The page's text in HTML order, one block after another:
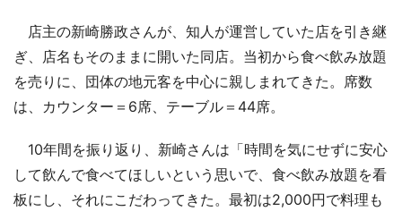
店主の新崎勝政さんが、知人が運営していた店を引き継
ぎ、店名もそのままに開いた同店。当初から食べ飲み放題
を売りに、団体の地元客を中心に親しまれてきた。席数
は、カウンター＝6席、テーブル＝44席。
10年間を振り返り、新崎さんは「時間を気にせずに安心
して飲んで食べてほしいという思いで、食べ飲み放題を看
板にし、それにこだわってきた。最初は2,000円で料理も